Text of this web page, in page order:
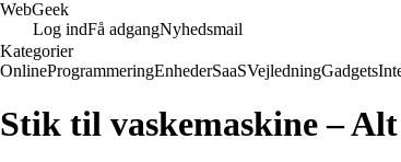
WebGeek
Log indFå adgangNyhedsmail
Kategorier
OnlineProgrammeringEnhederSaaSVejledningGadgets
Stik til vaskemaskine –